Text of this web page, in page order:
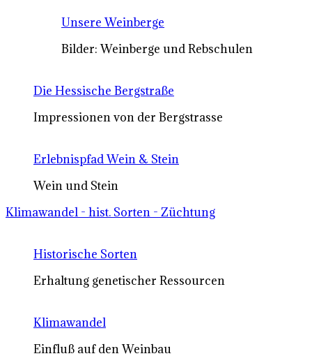
Unsere Weinberge
Bilder: Weinberge und Rebschulen
Die Hessische Bergstraße
Impressionen von der Bergstrasse
Erlebnispfad Wein & Stein
Wein und Stein
Klimawandel - hist. Sorten - Züchtung
Historische Sorten
Erhaltung genetischer Ressourcen
Klimawandel
Einfluß auf den Weinbau